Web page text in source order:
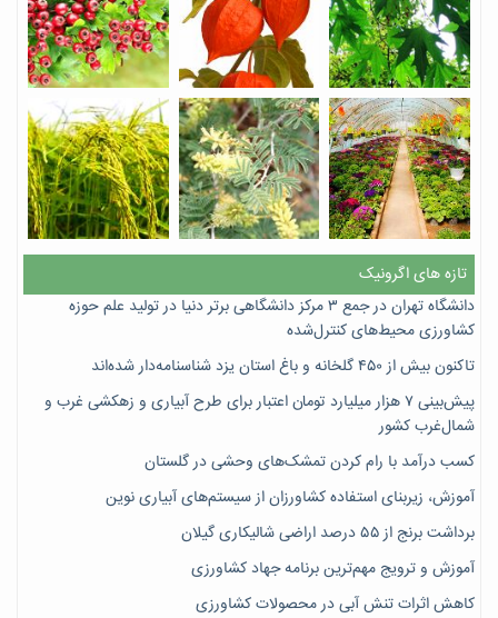
تازه های اگرونیک
دانشگاه تهران در جمع ۳ مرکز دانشگاهی برتر دنیا در تولید علم حوزه
کشاورزی محیط‌های کنترل‌شده
تاکنون بیش از ۴۵۰ گلخانه و باغ استان یزد شناسنامه‌دار شده‌اند
پیش‌بینی ۷‌ هزار میلیارد تومان اعتبار برای طرح آبیاری و زهکشی غرب و
شمال‌غرب کشور
کسب درآمد با رام کردن تمشک‌های وحشی در گلستان
آموزش، زیربنای استفاده کشاورزان از سیستم‌های آبیاری نوین
برداشت برنج از ۵۵ درصد اراضی شالیکاری گیلان
آموزش و ترویج مهم‌ترین برنامه جهاد کشاورزی
کاهش اثرات تنش آبی در محصولات کشاورزی